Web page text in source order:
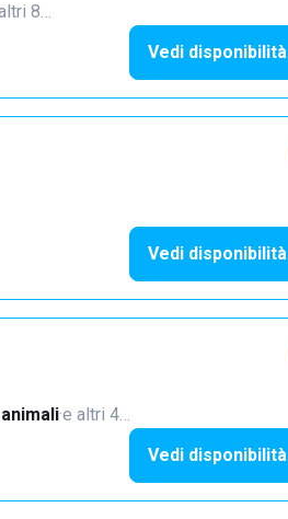
8…
Vedi disponibilità
Vedi disponibilità
·e altri 4…
Vedi disponibilità